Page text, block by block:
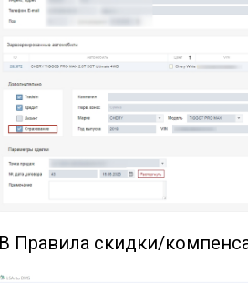
В Правила скидки/